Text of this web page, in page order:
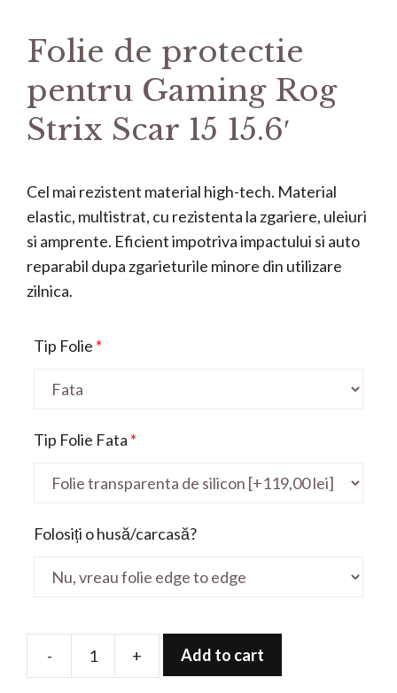
Folie de protectie
pentru Gaming Rog
Strix Scar 15 15.6′
Cel mai rezistent material high-tech. Material
elastic, multistrat, cu rezistenta la zgariere, uleiuri
si amprente. Eficient impotriva impactului si auto
reparabil dupa zgarieturile minore din utilizare
zilnica.
Tip Folie *
Tip Folie Fata *
Folosiți o husă/carcasă?
-
Folie
+ Add to cart